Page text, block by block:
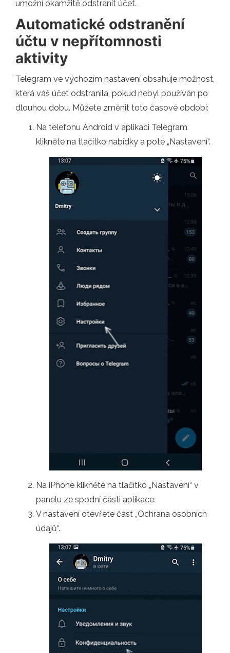
umožní okamžitě odstranit účet.
Automatické odstranění
účtu v nepřítomnosti
aktivity
Telegram ve výchozím nastavení obsahuje možnost,
která váš účet odstranila, pokud nebyl používán po
dlouhou dobu. Můžete změnit toto časové období:
Na telefonu Android v aplikaci Telegram
klikněte na tlačítko nabídky a poté „Nastavení“.
Na iPhone klikněte na tlačítko „Nastavení“ v
panelu ze spodní části aplikace.
V nastavení otevřete část „Ochrana osobních
údajů“.